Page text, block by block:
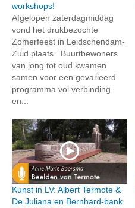
workshops!
Afgelopen zaterdagmiddag
vond het drukbezochte
Zomerfeest in Leidschendam-
Zuid plaats. Buurtbewoners
van jong tot oud kwamen
samen voor een gevarieerd
programma vol verbinding
en...
Kunst in LV: Albert Termote &
De Juliana en Bernhard-bank